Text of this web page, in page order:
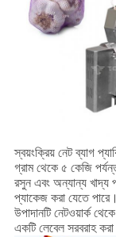
স্বয়ংক্রিয় নেট ব্যাগ
গ্রাম থেকে ৫ কেজি
রসুন এবং অন্যান্য খাদ্য
প্যাকেজ করা যেতে পারে।
উপাদানটি নেটওয়ার্ক
একটি লেবেল সরবরাহ